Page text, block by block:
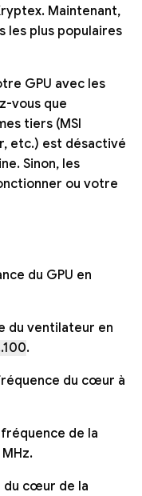
Maintenant,
les plus populaires
GPU avec les
vous que
tiers (MSI
etc.) est désactivé
Sinon, les
ou votre
du GPU en
du ventilateur en
.
du cœur à
de la
du cœur de la